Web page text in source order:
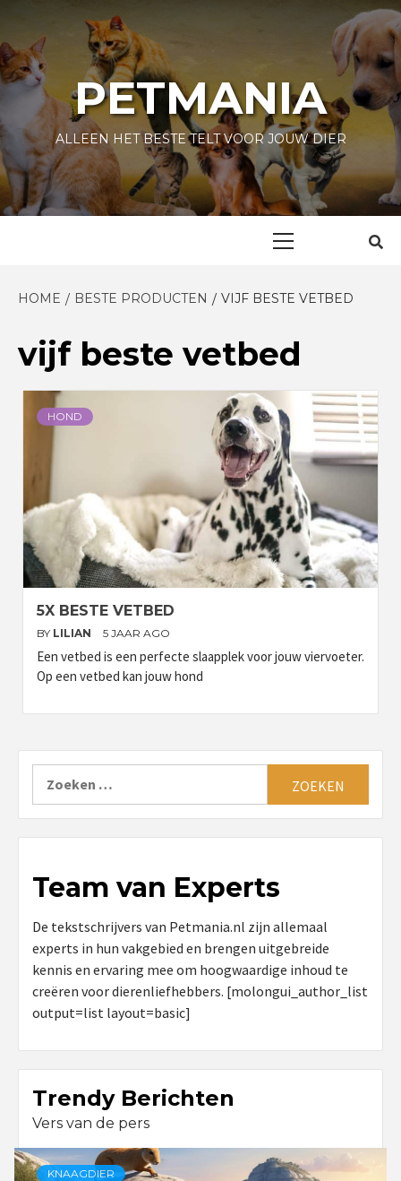
content
PETMANIA
ALLEEN HET BESTE TELT VOOR JOUW DIER
HOME BESTE PRODUCTEN VIJF BESTE VETBED
vijf beste vetbed
HOND
5X BESTE VETBED
BY LILIAN 5 JAAR AGO
Een vetbed is een perfecte slaapplek voor jouw viervoeter.
Op een vetbed kan jouw hond
Team van Experts
De tekstschrijvers van Petmania.nl zijn allemaal
experts in hun vakgebied en brengen uitgebreide
kennis en ervaring mee om hoogwaardige inhoud te
creëren voor dierenliefhebbers. [molongui_author_list
output=list layout=basic]
Trendy Berichten
Vers van de pers
KNAAGDIER